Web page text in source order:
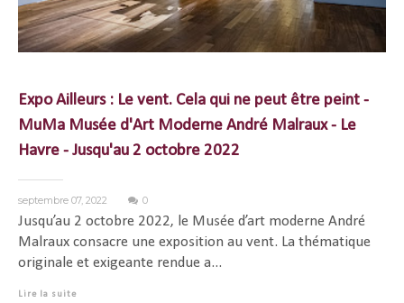
Expo Ailleurs : Le vent. Cela qui ne peut être peint -
MuMa Musée d'Art Moderne André Malraux - Le
Havre - Jusqu'au 2 octobre 2022
septembre 07, 2022 0
Jusqu’au 2 octobre 2022, le Musée d’art moderne André
Malraux consacre une exposition au vent. La thématique
originale et exigeante rendue a...
Lire la suite